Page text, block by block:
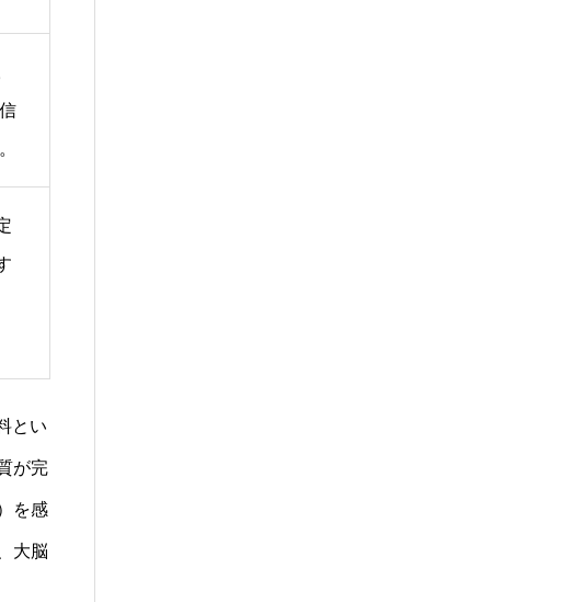
とい
が完
を感
大脳